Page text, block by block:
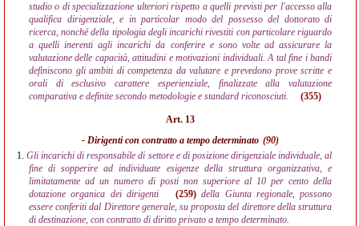
studio o di specializzazione ulteriori rispetto a quelli previsti per l'accesso alla
qualifica dirigenziale, e in particolar modo del possesso del dottorato di
ricerca, nonché della tipologia degli incarichi rivestiti con particolare riguardo
a quelli inerenti agli incarichi da conferire e sono volte ad assicurare la
valutazione delle capacità, attitudini e motivazioni individuali. A tal fine i bandi
definiscono gli ambiti di competenza da valutare e prevedono prove scritte e
orali di esclusivo carattere esperienziale, finalizzate alla valutazione
comparativa e definite secondo metodologie e standard riconosciuti.
(355)
Art. 13
- Dirigenti con contratto a tempo determinato (90)
1.Gli incarichi di responsabile di settore e di posizione dirigenziale individuale, al
fine di sopperire ad individuate esigenze della struttura organizzativa, e
limitatamente ad un numero di posti non superiore al 10 per cento della
dotazione organica dei dirigenti
(259) della Giunta regionale, possono
essere conferiti dal Direttore generale, su proposta del direttore della struttura
di destinazione, con contratto di diritto privato a tempo determinato.